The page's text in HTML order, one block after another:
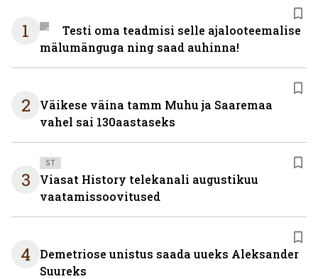
1
Testi oma teadmisi selle ajalooteemalise
mälumänguga ning saad auhinna!
2
Väikese väina tamm Muhu ja Saaremaa
vahel sai 130aastaseks
3
ST
Viasat History telekanali augustikuu
vaatamissoovitused
4
Demetriose unistus saada uueks Aleksander
Suureks